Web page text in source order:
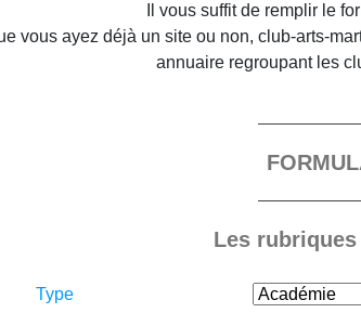
Il vous suffit de remplir le
vous ayez déjà un site ou non, club-arts-
annuaire regroupant les
Les
Type